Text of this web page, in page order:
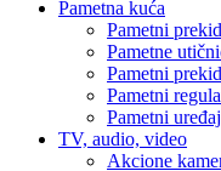
Pametna kuća
Pametni
Pametne
Pametni
Pametni
Pametni
TV, audio, video
Akcione